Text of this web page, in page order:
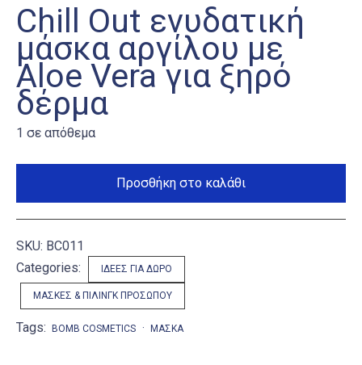
Chill Out ενυδατική
μάσκα αργίλου με
Aloe Vera για ξηρό
δέρμα
1 σε απόθεμα
Chill
Clay
Mask
Προσθήκη στο καλάθι
SKU: BC011
Categories:
ΙΔΈΕΣ ΓΙΑ ΔΏΡΟ
ΜΆΣΚΕΣ & ΠΊΛΙΝΓΚ ΠΡΟΣΏΠΟΥ
Tags: BOMB COSMETICS ΜΆΣΚΑ